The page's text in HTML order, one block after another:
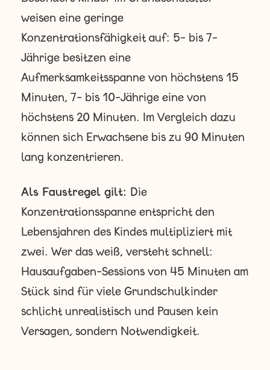
weisen eine geringe
Konzentrationsfähigkeit auf: 5- bis 7-
Jährige besitzen eine
Aufmerksamkeitsspanne von höchstens 15
Minuten, 7- bis 10-Jährige eine von
höchstens 20 Minuten. Im Vergleich dazu
können sich Erwachsene bis zu 90 Minuten
lang konzentrieren.
Als Faustregel gilt: Die
Konzentrationsspanne entspricht den
Lebensjahren des Kindes multipliziert mit
zwei. Wer das weiß, versteht schnell:
Hausaufgaben-Sessions von 45 Minuten am
Stück sind für viele Grundschulkinder
schlicht unrealistisch und Pausen kein
Versagen, sondern Notwendigkeit.